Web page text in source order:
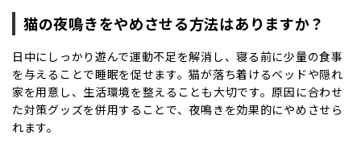
猫の夜鳴きをやめさせる方法はありますか？
日中にしっかり遊んで運動不足を解消し、寝る前に少量の食事
を与えることで睡眠を促せます。猫が落ち着けるベッドや隠れ
家を用意し、生活環境を整えることも大切です。原因に合わせ
た対策グッズを併用することで、夜鳴きを効果的にやめさせら
れます。